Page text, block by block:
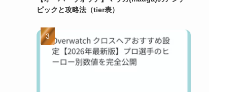
ピックと攻略法（tier表）